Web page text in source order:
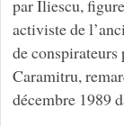
par Iliescu,
activiste de
de conspirateurs
Caramitru,
décembre 1989